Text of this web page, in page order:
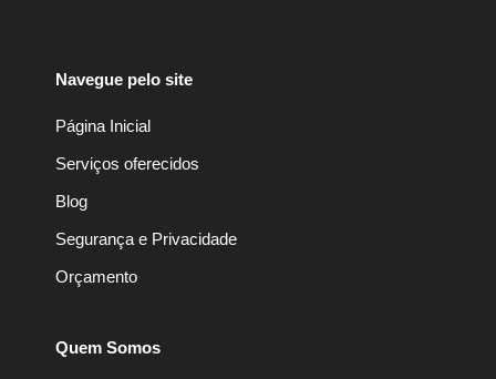
Navegue pelo site
Página Inicial
Serviços oferecidos
Blog
Segurança e Privacidade
Orçamento
Quem Somos